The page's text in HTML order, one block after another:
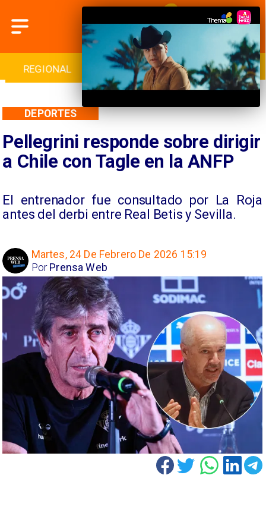
INTERNACIONAL DEPORTES CULTURA
Pellegrini responde sobre dirigir
a Chile con Tagle en la ANFP
El entrenador fue consultado por La Roja
antes del derbi entre Real Betis y Sevilla.
DEPORTES
Martes, 24 De Febrero De 2026 15:19
Prensa Web
Por